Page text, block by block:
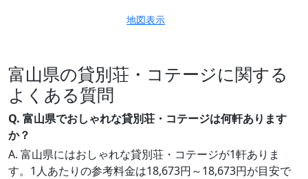
地図表示
富山県の貸別荘・コテージに関する
よくある質問
Q. 富山県でおしゃれな貸別荘・コテージは何軒あります
か？
A. 富山県にはおしゃれな貸別荘・コテージが1軒ありま
す。1人あたりの参考料金は18,673円～18,673円が目安で